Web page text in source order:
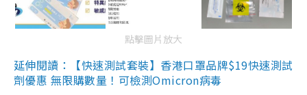
點擊圖片放大
延伸閱讀：【快速測試套裝】香港口罩品牌$19快速測試
劑優惠 無限購數量！可檢測Omicron病毒